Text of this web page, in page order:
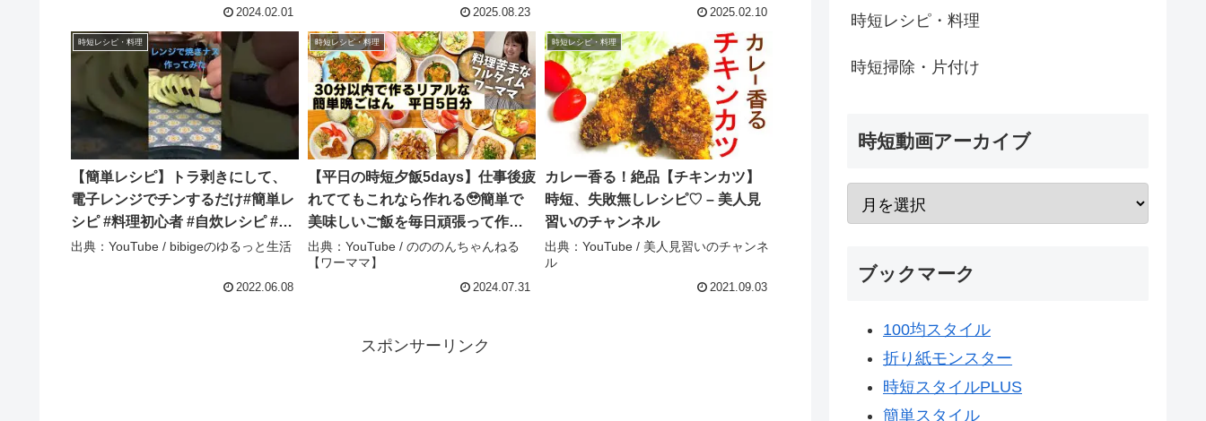
2024.02.01 2025.08.23 2025.02.10
時短レシピ・料理
【簡単レシピ】トラ剥きにして、
電子レンジでチンするだけ#簡単レ
シピ #料理初心者 #自炊レシピ #ず
ぼら飯 #時短レシピ #酒のつまみ #
出典：YouTube / bibigeのゆるっと生活
2022.06.08
時短レシピ・料理
【平日の時短夕飯5days】仕事後疲
れててもこれなら作れる🥹簡単で
美味しいご飯を毎日頑張って作る
ぞー💪🏻😆 – のののんちゃんねる
【ワーママ】
出典：YouTube / のののんちゃんねる
【ワーママ】
2024.07.31
時短レシピ・料理
カレー香る！絶品【チキンカツ】
時短、失敗無しレシピ♡ – 美人見
習いのチャンネル
出典：YouTube / 美人見習いのチャンネ
ル
2021.09.03
スポンサーリンク
時短レシピ・料理
時短掃除・片付け
時短動画アーカイブ
ブックマーク
100均スタイル
折り紙モンスター
時短スタイルPLUS
簡単スタイル